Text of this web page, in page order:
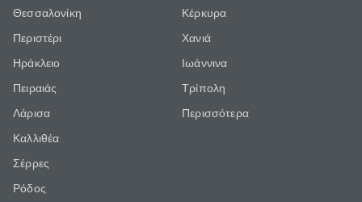
Θεσσαλονίκη
Περιστέρι
Ηράκλειο
Πειραιάς
Λάρισα
Καλλιθέα
Σέρρες
Ρόδος
Κέρκυρα
Χανιά
Ιωάννινα
Τρίπολη
Περισσότερα